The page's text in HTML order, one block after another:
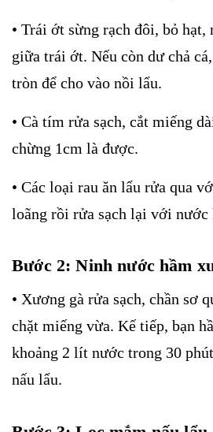
• Trái ớt sừng rạch đôi, bỏ hạt,
giữa trái ớt. Nếu còn dư chả
tròn để cho vào nồi lẩu.
• Cà tím rửa sạch, cắt miếng
chừng 1cm là được.
• Các loại rau ăn lẩu rửa qua
loãng rồi rửa sạch lại với nước
Bước 2: Ninh nước hầm
• Xương gà rửa sạch, chần sơ
chặt miếng vừa. Kế tiếp, bạn
khoảng 2 lít nước trong 30
nấu lẩu.